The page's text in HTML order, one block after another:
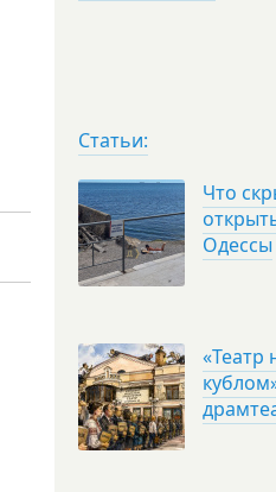
Статьи:
Что
Одессы
«Театр